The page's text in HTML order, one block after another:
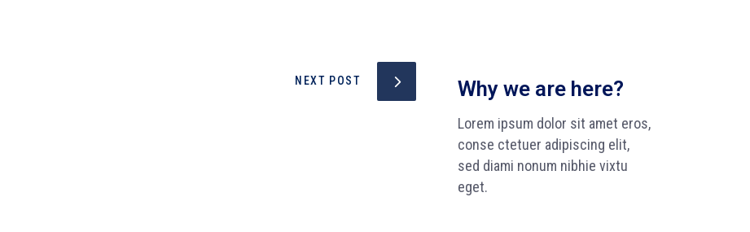
NEXT POST Why we are here?
Lorem ipsum dolor sit amet eros,
conse ctetuer adipiscing elit,
sed diami nonum nibhie vixtu
eget.